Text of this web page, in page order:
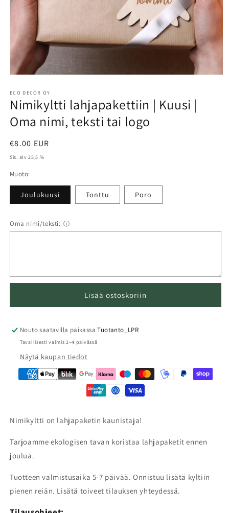
1
modaalisessa
ikkunassa
ECO DECOR OY
Nimikyltti lahjapakettiin | Kuusi |
Oma nimi, teksti tai logo
Normaalihinta
€8.00 EUR
Sis. alv 25,5 %
Muoto:
Joulukuusi Tonttu Poro
Oma nimi/teksti: ⓘ
Lisää ostoskoriin
Nouto saatavilla paikassaTuotanto_LPR
Tavallisesti valmis 2–4 päivässä
Näytä kaupan tiedot
Nimikyltti on lahjapaketin kaunistaja!
Tarjoamme ekologisen tavan koristaa lahjapaketit ennen
joulua.
Tuotteen valmistusaika 5-7 päivää. Onnistuu lisätä kyltiin
pienen reiän. Lisätä toiveet tilauksen yhteydessä.